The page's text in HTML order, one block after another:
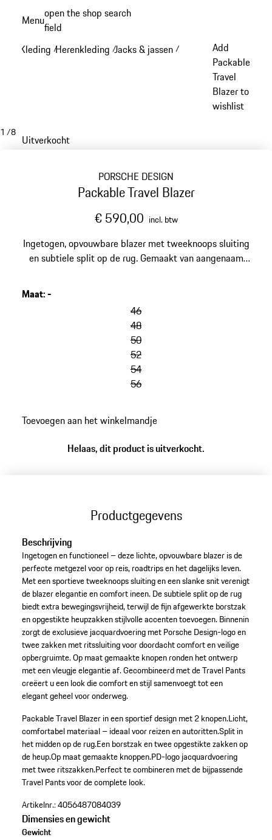
hoofdinhoud
Menuopen the shop search
field
Kleding /Herenkleding /Jacks & jassen /
Add
Packable
Travel
Blazer to
wishlist
1 /8
Uitverkocht
PORSCHE DESIGN
Packable Travel Blazer
€ 590,00 incl. btw
Ingetogen, opvouwbare blazer met tweeknoops sluiting
en subtiele split op de rug. Gemaakt van aangenaam
Maat:-
46
48
50
52
54
56
Toevoegen aan het winkelmandje
Helaas, dit product is uitverkocht.
Productgegevens
Beschrijving
Ingetogen en functioneel – deze lichte, opvouwbare blazer is de
perfecte metgezel voor op reis, roadtrips en het dagelijks leven.
Met een sportieve tweeknoops sluiting en een slanke snit verenigt
de blazer elegantie en comfort ineen. De subtiele split op de rug
biedt extra bewegingsvrijheid, terwijl de fijn afgewerkte borstzak
en opgestikte heupzakken stijlvolle accenten toevoegen. Binnenin
zorgt de exclusieve jacquardvoering met Porsche Design-logo en
twee zakken met ritssluiting voor doordacht comfort en veilige
opbergruimte. Op maat gemaakte knopen ronden het ontwerp
met een vleugje elegantie af. Gecombineerd met de Travel Pants
creëert u een look die comfort en stijl samenvoegt tot een
elegant geheel voor onderweg.
Packable Travel Blazer in een sportief design met 2 knopen.Licht,
comfortabel materiaal – ideaal voor reizen en autoritten.Split in
het midden op de rug.Een borstzak en twee opgestikte zakken op
de heup.Op maat gemaakte knoppen.PD-logo jacquardvoering
met twee ritszakken.Perfect te combineren met de bijpassende
Travel Pants voor de complete look.
Artikelnr.:4056487084039
Dimensies en gewicht
Gewicht